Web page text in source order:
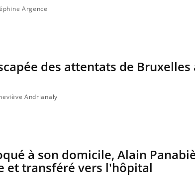
Argence
des attentats de Bruxelles
Andrianaly
à son domicile, Alain
et transféré vers l'hôpital